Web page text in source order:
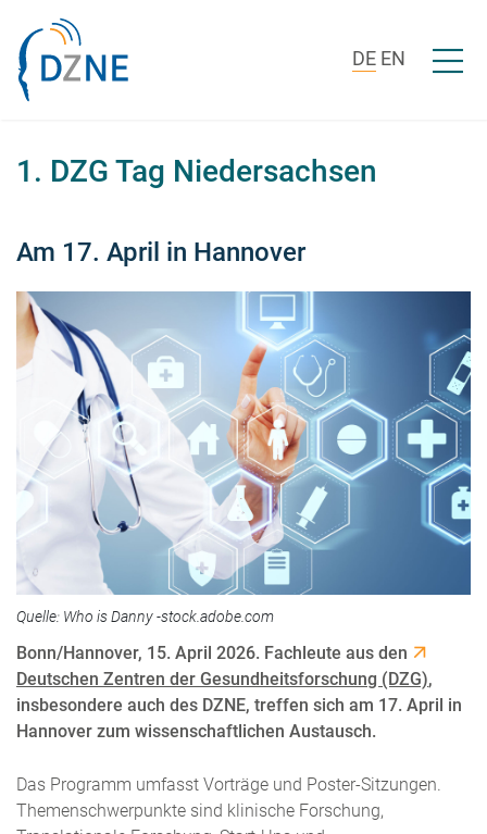
DE EN Menü
1. DZG Tag Niedersachsen
Am 17. April in Hannover
Quelle: Who is Danny -stock.adobe.com
Bonn/Hannover, 15. April 2026. Fachleute aus den
Deutschen Zentren der Gesundheitsforschung (DZG),
insbesondere auch des DZNE, treffen sich am 17. April in
Hannover zum wissenschaftlichen Austausch.
Das Programm umfasst Vorträge und Poster-Sitzungen.
Themenschwerpunkte sind klinische Forschung,